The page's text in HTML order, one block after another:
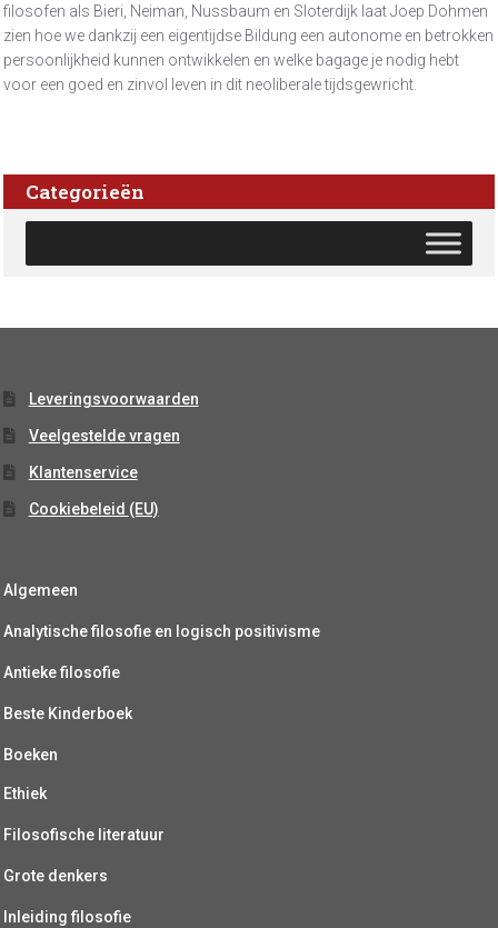
filosofen als Bieri, Neiman, Nussbaum en Sloterdijk laat Joep Dohmen
zien hoe we dankzij een eigentijdse Bildung een autonome en betrokken
persoonlijkheid kunnen ontwikkelen en welke bagage je nodig hebt
voor een goed en zinvol leven in dit neoliberale tijdsgewricht.
Categorieën
Leveringsvoorwaarden
Veelgestelde vragen
Klantenservice
Cookiebeleid (EU)
Algemeen
Analytische filosofie en logisch positivisme
Antieke filosofie
Beste Kinderboek
Boeken
Ethiek
Filosofische literatuur
Grote denkers
Inleiding filosofie